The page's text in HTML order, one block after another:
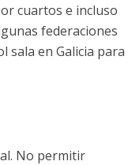
cuartos e incluso
federaciones
sala en Galicia para
No permitir